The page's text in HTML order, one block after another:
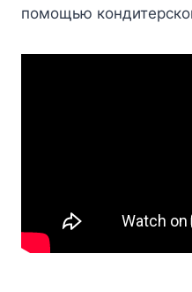
пoмoщью